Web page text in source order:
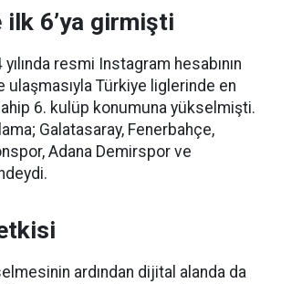
ilk 6’ya girmişti
resmi Instagram hesabının
ulaşmasıyla Türkiye liglerinde en
6. kulüp konumuna yükselmişti.
Galatasaray, Fenerbahçe,
Adana Demirspor ve
ardından dijital alanda da